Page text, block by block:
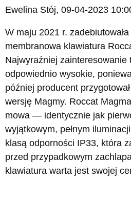
Ewelina Stój, 09-04-2023
W maju 2021 r.
membranowa klawiatura
Najwyraźniej zainteresowanie
odpowiednio wysokie,
później producent
wersję Magmy. Roccat
mowa — identycznie jak
wyjątkowym, pełnym
klasą odporności IP33, która
przed przypadkowym
klawiatura warta jest swojej